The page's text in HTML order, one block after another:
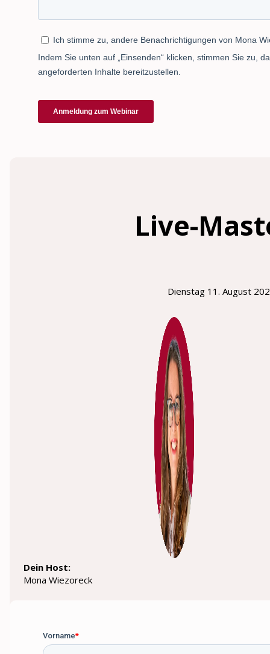
Live-
Dienstag 11. August
Dein Host:
Mona Wiezoreck